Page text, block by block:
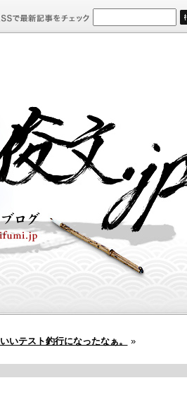
いいテスト釣行になったなぁ。 »